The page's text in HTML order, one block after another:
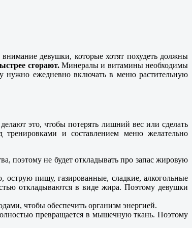
девушки, которые хотят похудеть должны
сгорают.Минералы и витамины необходимы
нужно ежедневно включать в меню растительную
это, чтобы потерять лишний вес или сделать
и составлением меню желательно
поэтому не будет откладывать про запас жировую
пищу, газированные, сладкие, алкогольные
откладываются в виде жира. Поэтому девушки
чтобы обеспечить организм энергией.
превращается в мышечную ткань. Поэтому